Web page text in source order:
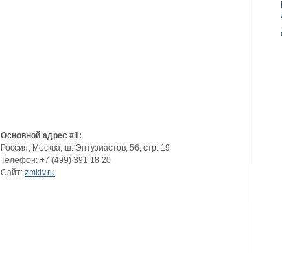
Основной адрес #1:
Россия, Москва, ш. Энтузиастов, 56, стр. 19
Телефон: +7 (499) 391 18 20
Сайт: zmkiv.ru